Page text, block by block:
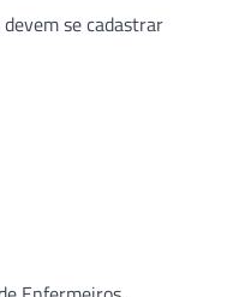
se cadastrar